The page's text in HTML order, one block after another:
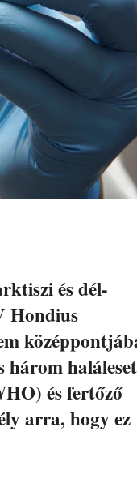
és dél-
Hondius
három
és fertőző
arra, hogy ez